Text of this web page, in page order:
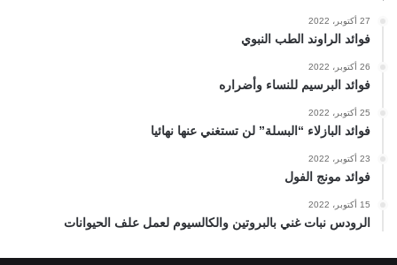
27 أكتوبر، 2022
فوائد الراوند الطب النبوي
26 أكتوبر، 2022
فوائد البرسيم للنساء وأضراره
25 أكتوبر، 2022
فوائد البازلاء “البسلة” لن تستغني عنها نهائيا
23 أكتوبر، 2022
فوائد مونج الفول
15 أكتوبر، 2022
الرودس نبات غني بالبروتين والكالسيوم لعمل علف الحيوانات